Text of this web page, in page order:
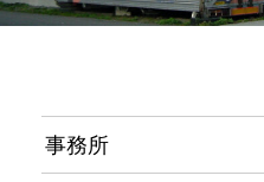
事務所